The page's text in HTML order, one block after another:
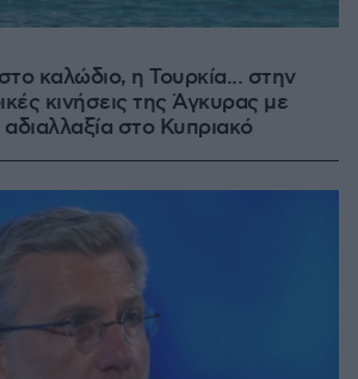
καλώδιο, η Τουρκία... στην
κινήσεις της Άγκυρας με
αδιαλλαξία στο Κυπριακό